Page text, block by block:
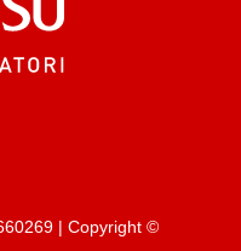
| Copyright ©